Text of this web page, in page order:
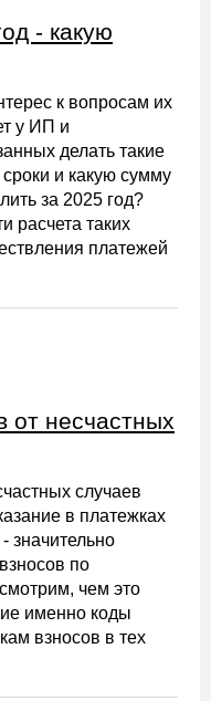
- какую
к вопросам их
у ИП и
делать такие
и какую сумму
за 2025 год?
расчета таких
платежей
от несчастных
случаев
в платежках
значительно
по
чем это
именно коды
взносов в тех